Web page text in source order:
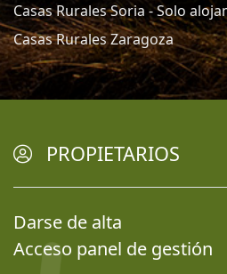
Casas Rurales Soria - Solo
Casas Rurales Zaragoza
PROPIETARIOS
Darse de alta
Acceso panel de gestión